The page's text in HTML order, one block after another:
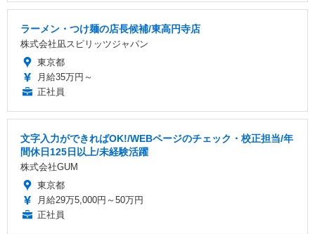
ラーメン・つけ麺の店長候補/東高円寺店
株式会社凪スピリッツジャパン
東京都
月給35万円～
正社員
文字入力ができればOK!/WEBページのチェック・校正担当/年
間休日125日以上/未経験活躍
株式会社GUM
東京都
月給29万5,000円～50万円
正社員